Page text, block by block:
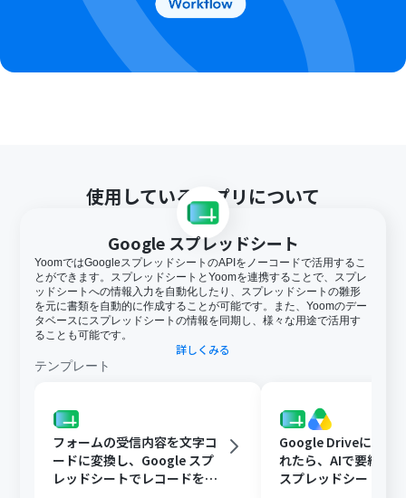
使用しているアプリについて
Google スプレッドシート
YoomではGoogleスプレッドシートのAPIをノーコードで活用するこ
とができます。スプレッドシートとYoomを連携することで、スプレ
ッドシートへの情報入力を自動化したり、スプレッドシートの雛形
を元に書類を自動的に作成することが可能です。また、Yoomのデー
タベースにスプレッドシートの情報を同期し、様々な用途で活用す
ることも可能です。
詳しくみる
テンプレート
フォームの受信内容を文字コ
ードに変換し、Google スプ
レッドシートでレコードを追
Google Driveに文書
れたら、AIで要約し
スプレッドシートの